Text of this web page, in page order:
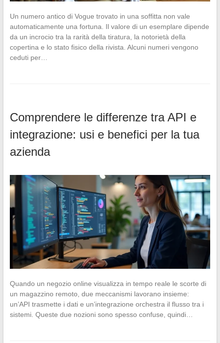
Un numero antico di Vogue trovato in una soffitta non vale
automaticamente una fortuna. Il valore di un esemplare dipende
da un incrocio tra la rarità della tiratura, la notorietà della
copertina e lo stato fisico della rivista. Alcuni numeri vengono
ceduti per…
Comprendere le differenze tra API e
integrazione: usi e benefici per la tua
azienda
Quando un negozio online visualizza in tempo reale le scorte di
un magazzino remoto, due meccanismi lavorano insieme:
un’API trasmette i dati e un’integrazione orchestra il flusso tra i
sistemi. Queste due nozioni sono spesso confuse, quindi…